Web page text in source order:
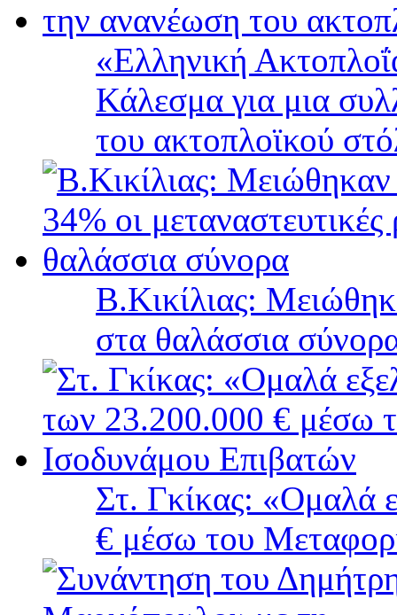
«Ελληνική
Κάλεσμα για μια
του ακτοπλοϊκού
B.Κικίλιας:
στα θαλάσσια
Στ. Γκίκας: «Ομαλά
€ μέσω του